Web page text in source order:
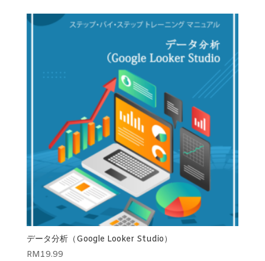
データ分析（Google Looker Studio）
RM19.99